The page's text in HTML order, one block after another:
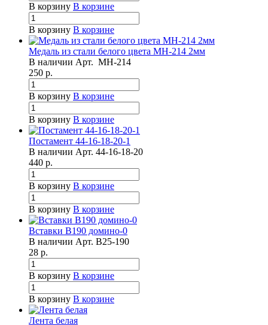
В корзину В корзине
В корзину В корзине
Медаль из стали белого цвета МН-214 2мм
В наличии Арт. МН-214
250 р.
В корзину В корзине
В корзину В корзине
Постамент 44-16-18-20-1
В наличии Арт. 44-16-18-20
440 р.
В корзину В корзине
В корзину В корзине
Вставки B190 домино-0
В наличии Арт. B25-190
28 р.
В корзину В корзине
В корзину В корзине
Лента белая